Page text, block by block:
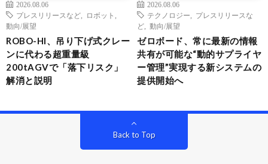
2026.08.06
プレスリリースなど
ロボット
動向/展望
ROBO-HI、吊り下げ式クレー
ンに代わる超重量級
200tAGVで「落下リスク」
解消と説明
2026.08.06
テクノロジー
プレスリリースな
ど
動向/展望
ゼロボード、常に最新の情報
共有が可能な“動的サプライヤ
ー管理”実現する新システムの
提供開始へ
Back to Top